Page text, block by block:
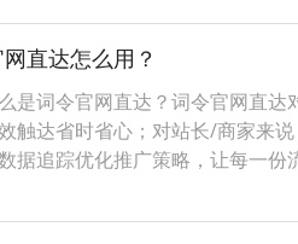
直达怎么用？
是词令官网直达？词令官网直
触达省时省心；对站长/商家来
据追踪优化推广策略，让每一份